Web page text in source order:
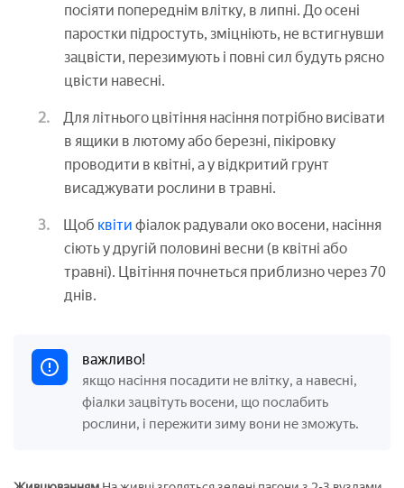
посіяти попереднім влітку, в липні. До осені
паростки підростуть, зміцніють, не встигнувши
зацвісти, перезимують і повні сил будуть рясно
цвісти навесні.
Для літнього цвітіння насіння потрібно висівати
в ящики в лютому або березні, пікіровку
проводити в квітні, а у відкритий грунт
висаджувати рослини в травні.
Щоб квіти фіалок радували око восени, насіння
сіють у другій половині весни (в квітні або
травні). Цвітіння почнеться приблизно через 70
днів.
важливо!
якщо насіння посадити не влітку, а навесні,
фіалки зацвітуть восени, що послабить
рослини, і пережити зиму вони не зможуть.